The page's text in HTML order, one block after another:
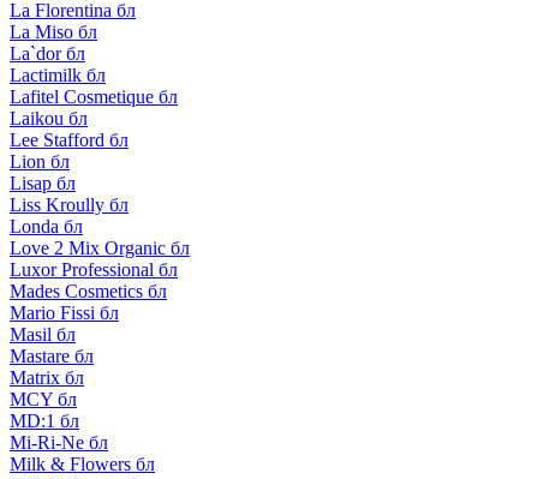
La Florentina бл
La Miso бл
La`dor бл
Lactimilk бл
Lafitel Cosmetique бл
Laikou бл
Lee Stafford бл
Lion бл
Lisap бл
Liss Kroully бл
Londa бл
Love 2 Mix Organic бл
Luxor Professional бл
Mades Cosmetics бл
Mario Fissi бл
Masil бл
Mastare бл
Matrix бл
MCY бл
MD:1 бл
Mi-Ri-Ne бл
Milk & Flowers бл